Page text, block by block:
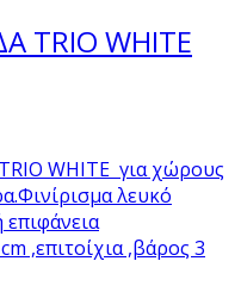
TRIO WHITE
WHITE για χώρους
λευκό
,επιτοίχια ,βάρος 3